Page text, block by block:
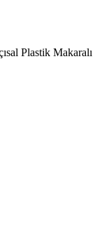
Plastik Makaralı